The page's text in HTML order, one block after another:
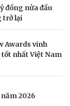
đồng nửa đầu
trở lại
Awards vinh
nhất Việt Nam
2026